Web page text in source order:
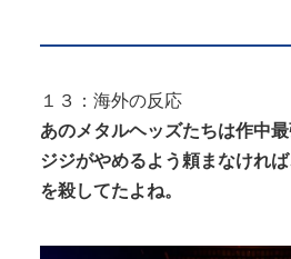
１３：海外の反応
あのメタルヘッズたちは作中
ジジがやめるよう頼まなけれ
を殺してたよね。